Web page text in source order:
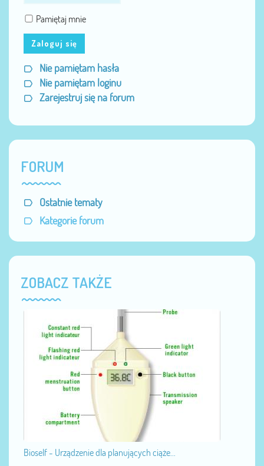
Pamiętaj mnie
Zaloguj się
Nie pamiętam hasła
Nie pamiętam loginu
Zarejestruj się na forum
FORUM
Ostatnie tematy
Kategorie forum
ZOBACZ TAKŻE
Bioself - Urządzenie dla planujących ciąże...